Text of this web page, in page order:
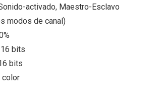
activado, Maestro-Esclavo
modos de canal)
bits
bits
color